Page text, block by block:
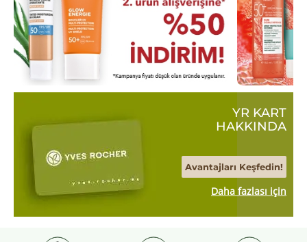
YR KART
HAKKINDA
Avantajları Keşfedin!
Daha fazlası için